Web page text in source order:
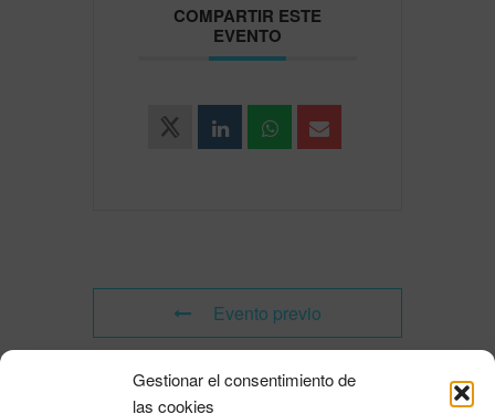
Gestionar el consentimiento de
las cookies
COMPARTIR ESTE
EVENTO
Evento previo
Evento siguiente